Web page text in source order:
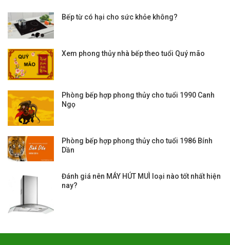
Bếp từ có hại cho sức khỏe không?
Xem phong thủy nhà bếp theo tuổi Quý mão
Phòng bếp hợp phong thủy cho tuổi 1990 Canh
Ngọ
Phòng bếp hợp phong thủy cho tuổi 1986 Bính
Dần
Đánh giá nên MÁY HÚT MUÌ loại nào tốt nhất hiện
nay?